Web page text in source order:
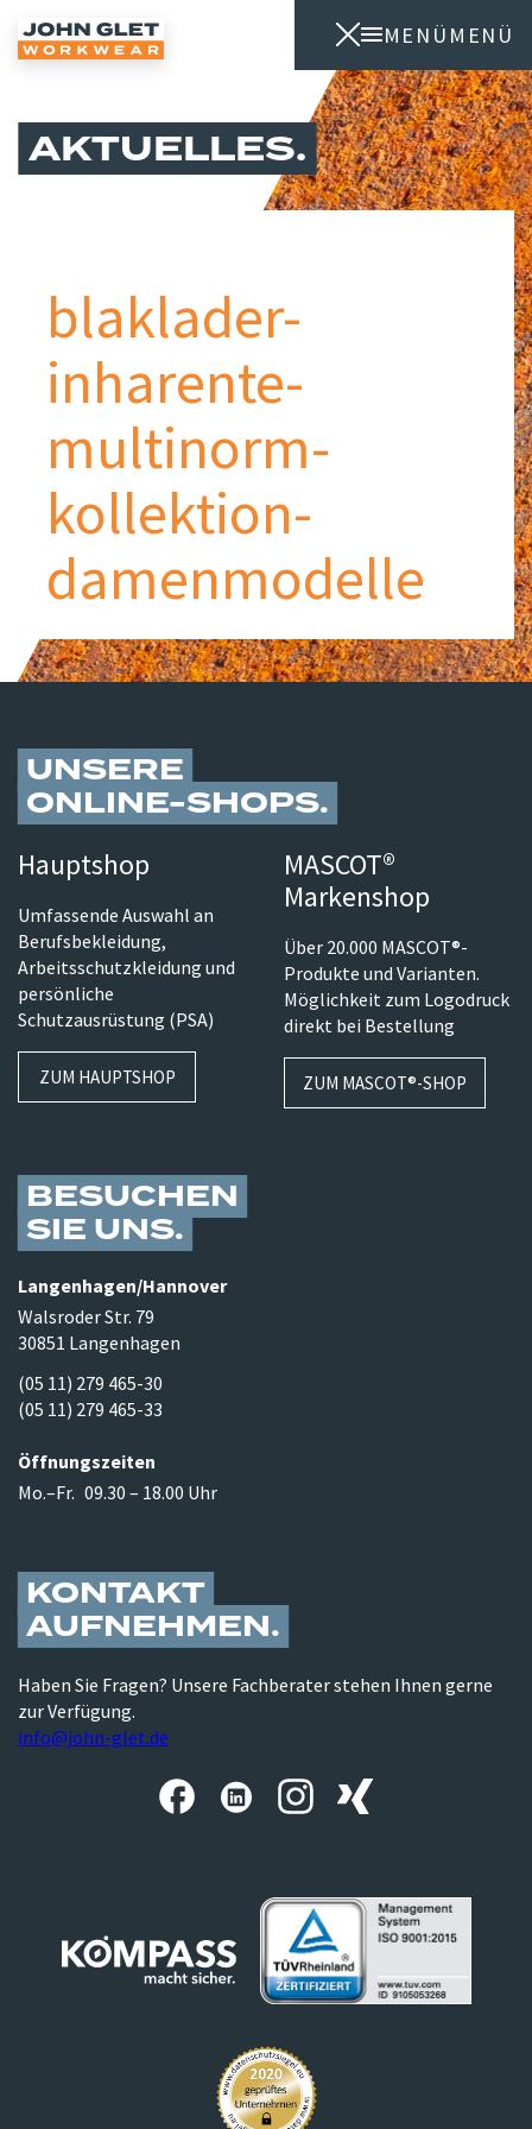
MENÜ
MENÜ
AKTUELLES
blaklader-
inharente-
multinorm-
kollektion-
damenmodelle
UNSERE
ONLINE-SHOPS
Hauptshop
Umfassende Auswahl an
Berufsbekleidung,
Arbeitsschutzkleidung und
persönliche
Schutzausrüstung (PSA)
ZUM HAUPTSHOP
MASCOT®
Markenshop
Über 20.000 MASCOT®-
Produkte und Varianten.
Möglichkeit zum Logodruck
direkt bei Bestellung
ZUM MASCOT®-SHOP
BESUCHEN
SIE UNS
Langenhagen/​Hannover
Walsroder Str. 79
30851 Langenhagen
(05 11) 279 465-30
(05 11) 279 465-33
Öffnungszeiten
Mo.–Fr. 09.30 – 18.00 Uhr
KONTAKT
AUFNEHMEN
Haben Sie Fragen? Unsere Fachberater stehen Ihnen gerne
zur Verfügung.
info@john-glet.de